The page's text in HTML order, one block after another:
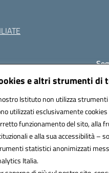
e altri strumenti di
Istituto non utilizza
utilizzati esclusivamente
funzionamento del sito, alla
e alla sua accessibilità –
statistici anonimizzati
Italia.